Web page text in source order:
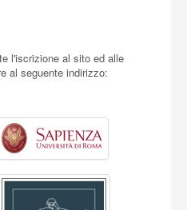
l'iscrizione al sito ed alle
al seguente indirizzo: